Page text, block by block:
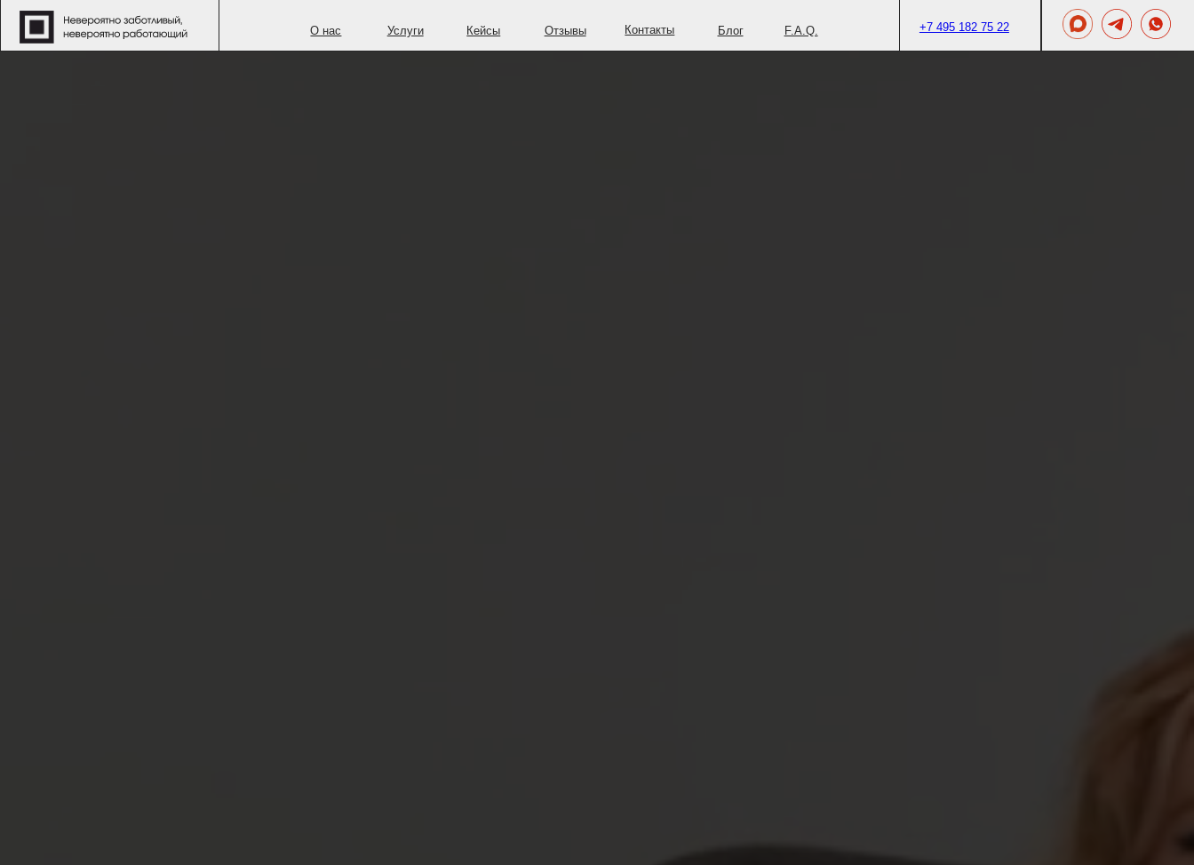
Блог
Отзывы F.A.Q.
Кейсы Контакты